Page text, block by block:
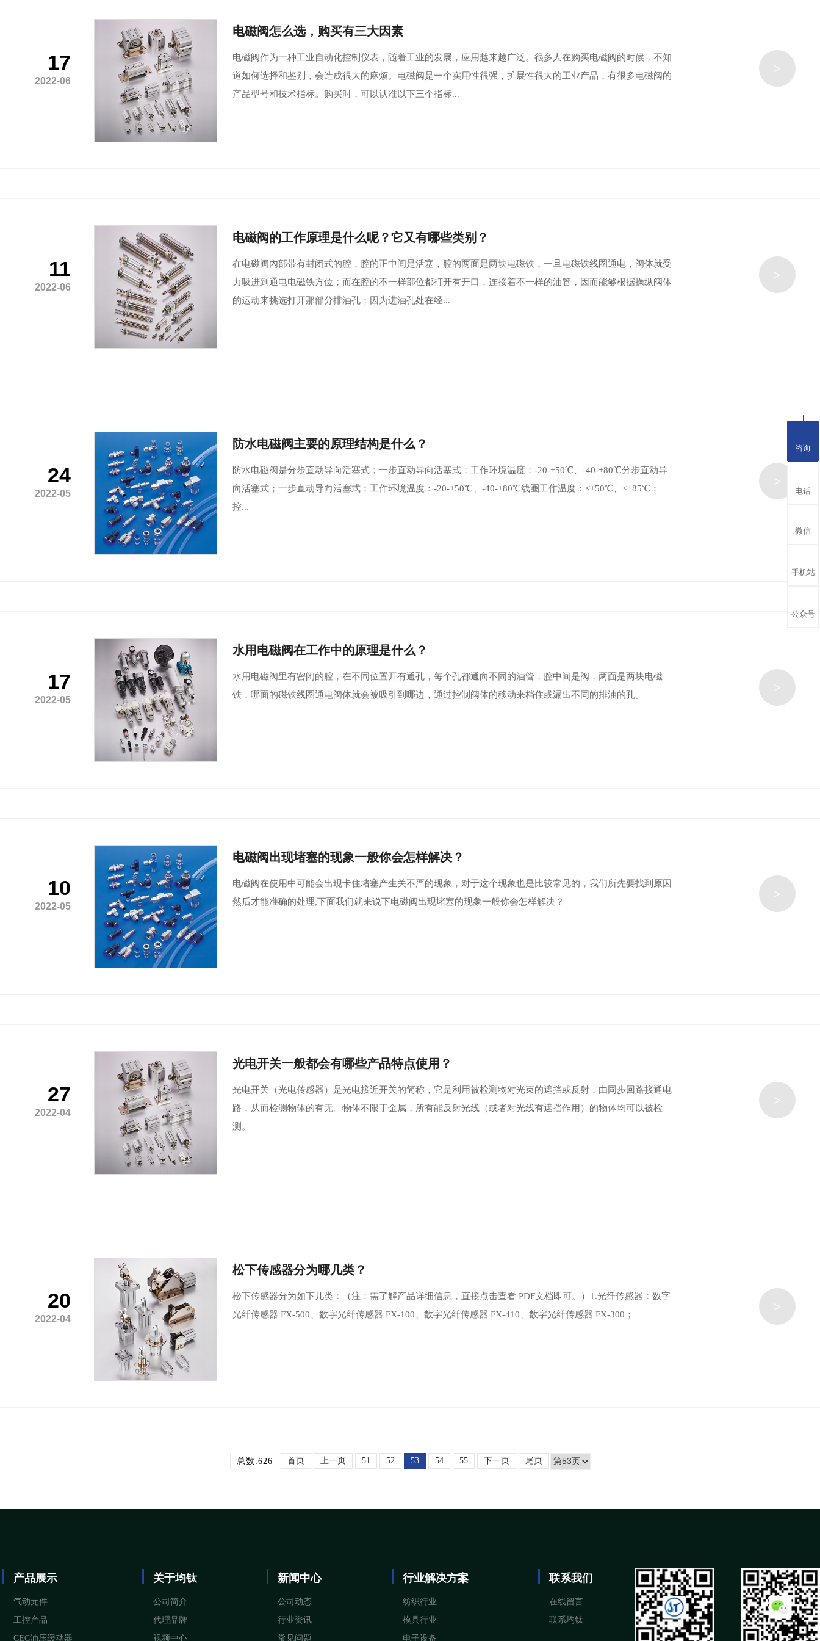
17
2022-06
电磁阀怎么选，购买有三大因素
电磁阀作为一种工业自动化控制仪表，随着工业的发展，应用越来越广泛。很多人在购买电磁阀的时候，不知
道如何选择和鉴别，会造成很大的麻烦。电磁阀是一个实用性很强，扩展性很大的工业产品，有很多电磁阀的
产品型号和技术指标。购买时，可以认准以下三个指标...
>
11
2022-06
电磁阀的工作原理是什么呢？它又有哪些类别？
​在电磁阀內部带有封闭式的腔，腔的正中间是活塞，腔的两面是两块电磁铁，一旦电磁铁线圈通电，阀体就受
力吸进到通电电磁铁方位；而在腔的不一样部位都打开有开口，连接着不一样的油管，因而能够根据操纵阀体
的运动来挑选打开那部分排油孔；因为进油孔处在经...
>
24
2022-05
防水电磁阀主要的原理结构是什么？
防水电磁阀是分步直动导向活塞式；一步直动导向活塞式；工作环境温度：-20-+50℃、-40-+80℃分步直动导
向活塞式；一步直动导向活塞式；工作环境温度：-20-+50℃、-40-+80℃线圈工作温度：<+50℃、<+85℃；
控...
>
17
2022-05
水用电磁阀在工作中的原理是什么？
水用电磁阀里有密闭的腔，在不同位置开有通孔，每个孔都通向不同的油管，腔中间是阀，两面是两块电磁
铁，哪面的磁铁线圈通电阀体就会被吸引到哪边，通过控制阀体的移动来档住或漏出不同的排油的孔。
>
10
2022-05
电磁阀出现堵塞的现象一般你会怎样解决？
电磁阀在使用中可能会出现卡住堵塞产生关不严的现象，对于这个现象也是比较常见的，我们所先要找到原因
然后才能准确的处理,下面我们就来说下电磁阀出现堵塞的现象一般你会怎样解决？
>
27
2022-04
光电开关一般都会有哪些产品特点使用？
光电开关（光电传感器）是光电接近开关的简称，它是利用被检测物对光束的遮挡或反射，由同步回路接通电
路，从而检测物体的有无。物体不限于金属，所有能反射光线（或者对光线有遮挡作用）的物体均可以被检
测。
>
20
2022-04
松下传感器分为哪几类？
松下传感器分为如下几类：（注：需了解产品详细信息，直接点击查看 PDF文档即可。）1.光纤传感器：数字
光纤传感器 FX-500、数字光纤传感器 FX-100、数字光纤传感器 FX-410、数字光纤传感器 FX-300；
>
总数:626 首页 上一页 51 52 53 54 55 下一页 尾页
产品展示
气动元件
工控产品
CEC油压缓动器
关于均钛
公司简介
代理品牌
视频中心
新闻中心
公司动态
行业资讯
常见问题
行业解决方案
纺织行业
模具行业
电子设备
联系我们
在线留言
联系均钛
咨询
电话
微信
手机站
公众号